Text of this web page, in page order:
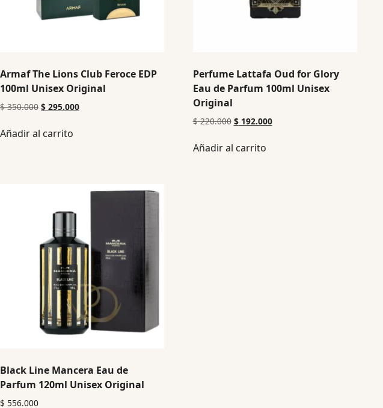
Armaf The Lions Club Feroce EDP
100ml Unisex Original
$350.000 $ 295.000
Añadir al carrito
Perfume Lattafa Oud for Glory
Eau de Parfum 100ml Unisex
Original
$220.000 $192.000
Añadir al carrito
Black Line Mancera Eau de
Parfum 120ml Unisex Original
$ 556.000